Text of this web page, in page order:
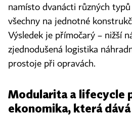
namísto dvanácti různých
všechny na jednotné
Výsledek je přímočarý – nižší
zjednodušená logistika
prostoje při opravách.
Modularita a lifecycle
ekonomika, která